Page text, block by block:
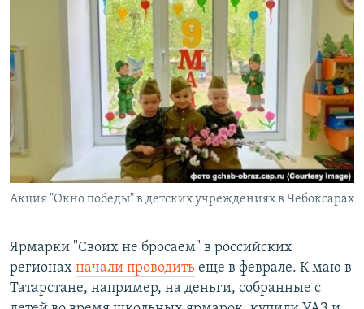
Акция "Окно победы" в детских учреждениях в Чебоксарах
Ярмарки "Своих не бросаем" в российских
регионах начали проводить еще в феврале. К маю в
Татарстане, например, на деньги, собранные с